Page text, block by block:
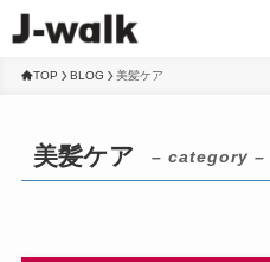
TOP BLOG 美髪ケア
美髪ケア – category –